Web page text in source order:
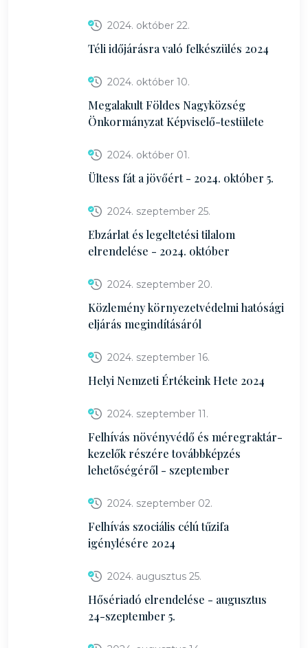
2024. október 22.
Téli időjárásra való felkészülés 2024
2024. október 10.
Megalakult Földes Nagyközség
Önkormányzat Képviselő-testülete
2024. október 01.
Ültess fát a jövőért - 2024. október 5.
2024. szeptember 25.
Ebzárlat és legeltetési tilalom
elrendelése - 2024. október
2024. szeptember 20.
Közlemény környezetvédelmi hatósági
eljárás megindításáról
2024. szeptember 16.
Helyi Nemzeti Értékeink Hete 2024
2024. szeptember 11.
Felhívás növényvédő és méregraktár-
kezelők részére továbbképzés
lehetőségéről - szeptember
2024. szeptember 02.
Felhívás szociális célú tűzifa
igénylésére 2024
2024. augusztus 25.
Hősériadó elrendelése - augusztus
24-szeptember 5.